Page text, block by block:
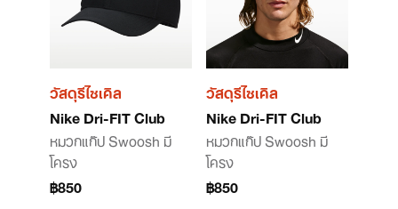
วัสดุรีไซเคิล
Nike Dri-FIT Club
หมวกแก๊ป Swoosh มี
โครง
฿850
วัสดุรีไซเคิล
Nike Dri-FIT Club
หมวกแก๊ป Swoosh มี
โครง
฿850